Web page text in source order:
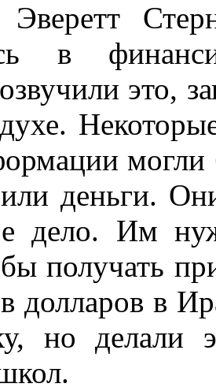
в
это,
могли
деньги.
дело. Им
получать
долларов в
но делали